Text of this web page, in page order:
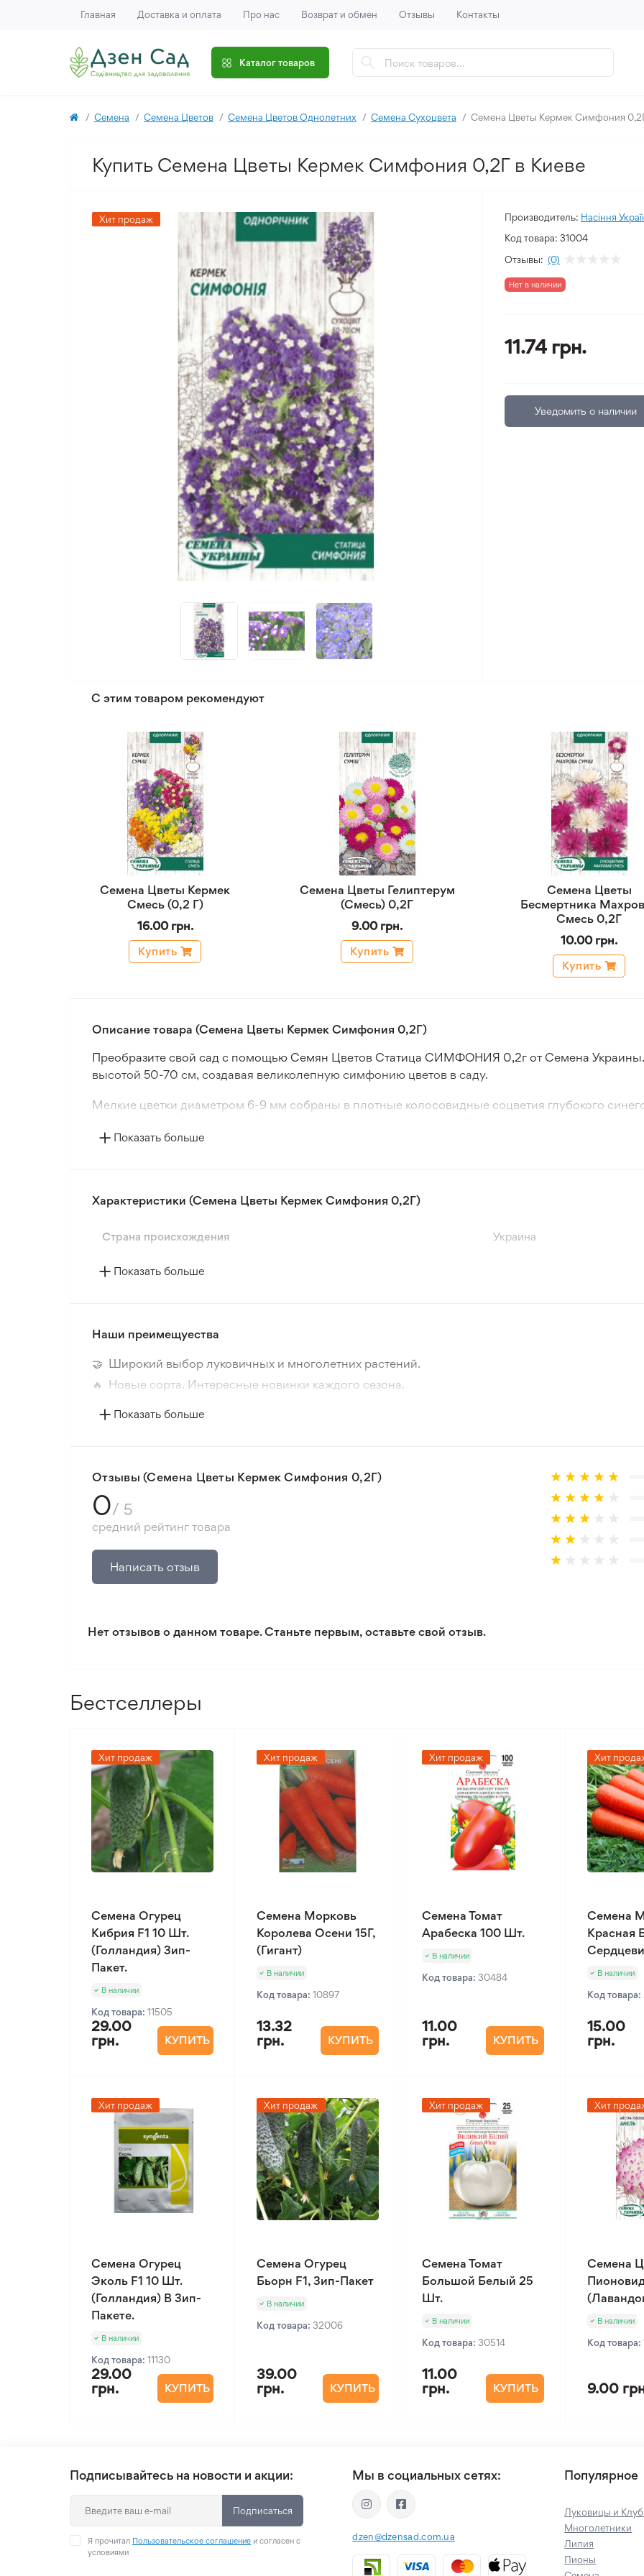
Главная Доставка и оплата Про нас Возврат и обмен Отзывы Контакты
Каталог товаров
Семена Семена Цветов Семена Цветов Однолетних Семена Сухоцвета Семена Цветы Кермек Симфония
Купить Семена Цветы Кермек Симфония 0,2Г в Киеве
Хит продаж Производитель: Насіння
Код товара: 31004
Отзывы: (0)
Нет в наличии
11.74 грн.
Уведомить о наличии
С этим товаром рекомендуют
Семена Цветы Кермек
Смесь (0,2 Г)
16.00 грн.
Купить
Семена Цветы Гелиптерум
(Смесь) 0,2Г
9.00 грн.
Купить
Семена Цветы
Бесмертника
Смесь 0,2Г
10.00 грн.
Купить
Описание товара (Семена Цветы Кермек Симфония 0,2Г)
Преобразите свой сад с помощью Семян Цветов Статица СИМФОНИЯ 0,2г от Семена Украины.
высотой 50-70 см, создавая великолепную симфонию цветов в саду.
Мелкие цветки диаметром 6-9 мм собраны в плотные колосовидные соцветия глубокого
Показать больше
Характеристики (Семена Цветы Кермек Симфония 0,2Г)
Страна происхождения Украина
Показать больше
Наши преимещуества
🤝 Широкий выбор луковичных и многолетних растений.
🔥 Новые сорта. Интересные новинки каждого сезона.
📸 Соответствие сортов. Совпадение фотографии товара и реального растения.
Показать больше
Отзывы (Семена Цветы Кермек Симфония 0,2Г)
0/ 5
средний рейтинг товара
Написать отзыв
Нет отзывов о данном товаре. Станьте первым, оставьте свой отзыв.
Бестселлеры
Хит продаж
Семена Огурец
Кибрия F1 10 Шт.
(Голландия) Зип-
Пакет.
В наличии
Код товара: 11505
29.00
грн.
КУПИТЬ
Хит продаж
Семена Морковь
Королева Осени 15Г,
(Гигант)
В наличии
Код товара: 10897
13.32
грн.
КУПИТЬ
Хит продаж
Семена Томат
Арабеска 100 Шт.
В наличии
Код товара: 30484
11.00
грн.
КУПИТЬ
Хит
Семена
Красная
В наличии
Код товара:
15.00
грн.
Хит продаж
Семена Огурец
Эколь F1 10 Шт.
(Голландия) В Зип-
Пакете.
В наличии
Код товара: 11130
29.00
грн.
КУПИТЬ
Хит продаж
Семена Огурец
Бьорн F1, Зип-Пакет
В наличии
Код товара: 32006
39.00
грн.
КУПИТЬ
Хит продаж
Семена Томат
Большой Белый 25
Шт.
В наличии
Код товара: 30514
11.00
грн.
КУПИТЬ
Хит
Семена
В наличии
Код товара:
9.00
Подписывайтесь на новости и акции:
Подписаться
Я прочитал Пользовательское соглашение и согласен с
условиями
Мы в социальных сетях:
dzen@dzensad.com.ua
Популярное
Луковицы и
Многолетники
Лилия
Пионы